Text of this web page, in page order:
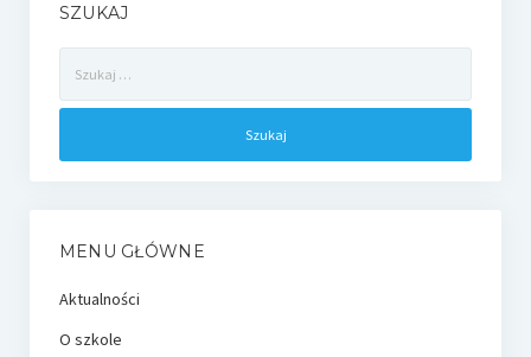
SZUKAJ
MENU GŁÓWNE
Aktualności
O szkole